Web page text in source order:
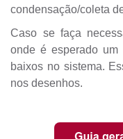
condensação/coleta
Caso se faça
onde é esperado
baixos no sistema.
nos desenhos.